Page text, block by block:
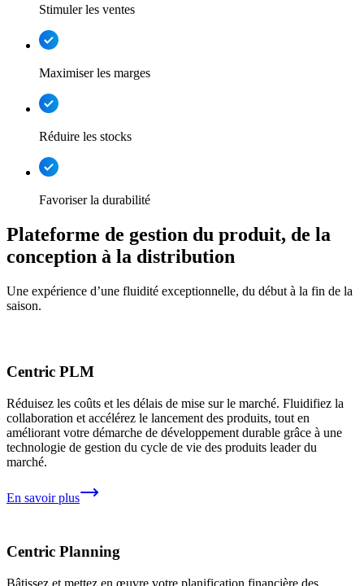
Stimuler les ventes
Maximiser les marges
Réduire les stocks
Favoriser la durabilité
Plateforme de gestion du produit, de la
conception à la distribution
Une expérience d’une fluidité exceptionnelle, du début à la fin de la
saison.
Centric PLM
Réduisez les coûts et les délais de mise sur le marché. Fluidifiez la
collaboration et accélérez le lancement des produits, tout en
améliorant votre démarche de développement durable grâce à une
technologie de gestion du cycle de vie des produits leader du
marché.
En savoir plus
Centric Planning
Bâtissez et mettez en œuvre votre planification financière des